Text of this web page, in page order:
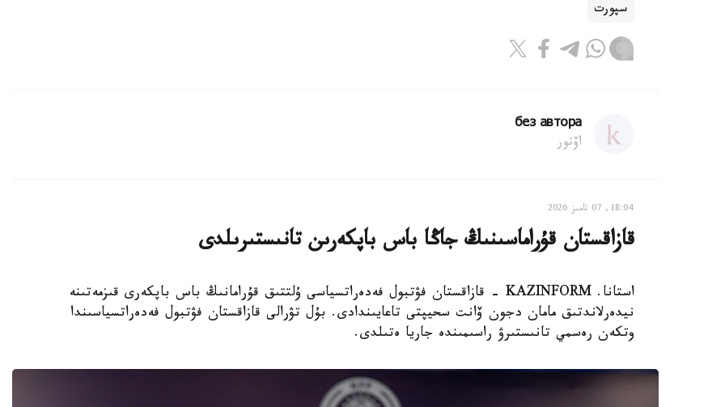
سپورت
без автора
اۆتور
18:04, 07 تامىز 2026
قازاقستان قۇراماسىنىڭ جاڭا باس باپكەرىن تانىستىرىلدى
استانا. KAZINFORM - قازاقستان فۋتبول فەدەراتسياسى ۇلتتىق قۇرامانىڭ باس باپكەرى قىزمەتىنە
نيدەرلاندتىق مامان دجون ۆانت سحيپتى تاعايىندادى. بۇل تۋرالى قازاقستان فۋتبول فەدەراتسياسىندا
وتكەن رەسمي تانىستىرۋ راسىمىندە جاريا ەتىلدى.